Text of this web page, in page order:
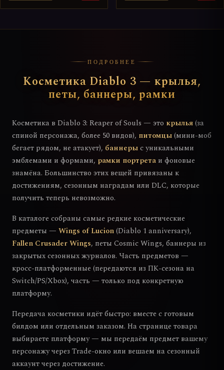
ПОДРОБНЕЕ
Косметика Diablo 3 — крылья,
петы, баннеры, рамки
Косметика в Diablo 3: Reaper of Souls — это крылья(за
спиной персонажа, более 50 видов), питомцы(мини-моб
бегает рядом, не атакует), баннерыс уникальными
эмблемами и формами, рамки портрета и фоновые
знамёна. Большинство этих вещей привязаны к
достижениям, сезонным наградам или DLC, которые
получить теперь невозможно.
В каталоге собраны самые редкие косметические
предметы — Wings of Lucion(Diablo 1 anniversary),
Fallen Crusader Wings, петы Cosmic Wings, баннеры из
закрытых сезонных журналов. Часть предметов —
кросс-платформенные (передаются из ПК-сезона на
Switch/PS/Xbox), часть — только под конкретную
платформу.
Передача косметики идёт быстро: вместе с готовым
билдом или отдельным заказом. На странице товара
выбираете платформу — мы передаём предмет вашему
персонажу через Trade-окно или вешаем на сезонный
аккаунт через достижение.